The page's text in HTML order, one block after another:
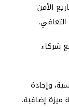
الأمن
شركاء
وإجادة
ميزة إضافية.